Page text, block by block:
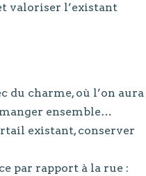
valoriser l’existant
du charme, où l’on aura
ensemble…
existant, conserver
par rapport à la rue :